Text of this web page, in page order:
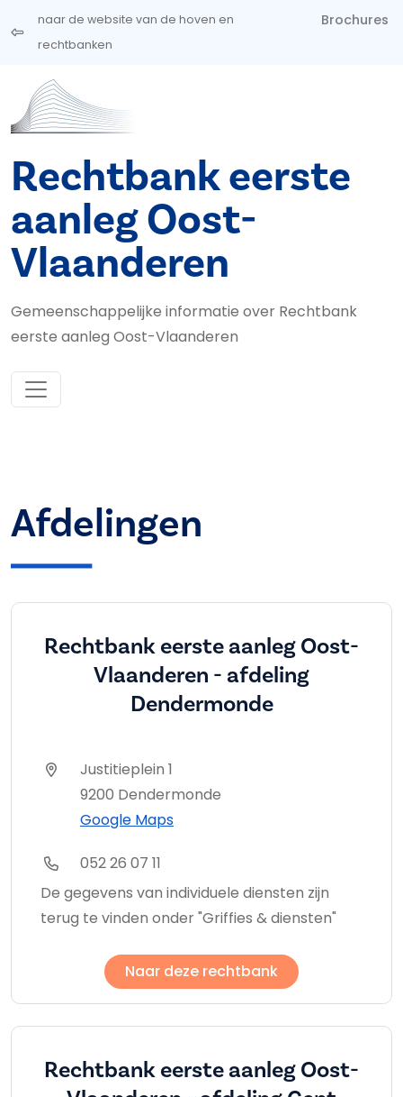
Overslaan en naar de inhoud gaan
naar de website van de hoven en
rechtbanken
Brochures
Rechtbank eerste
aanleg Oost-
Vlaanderen
Gemeenschappelijke informatie over Rechtbank
eerste aanleg Oost-Vlaanderen
Afdelingen
Rechtbank eerste aanleg Oost-
Vlaanderen - afdeling
Dendermonde
Justitieplein 1
9200 Dendermonde
Google Maps
052 26 07 11
De gegevens van individuele diensten zijn
terug te vinden onder "Griffies & diensten"
Naar deze rechtbank
Rechtbank eerste aanleg Oost-